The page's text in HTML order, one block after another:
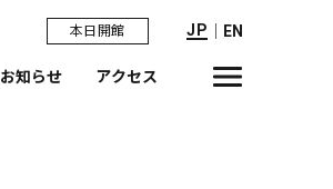
本日開館 JP EN
お知らせ アクセス